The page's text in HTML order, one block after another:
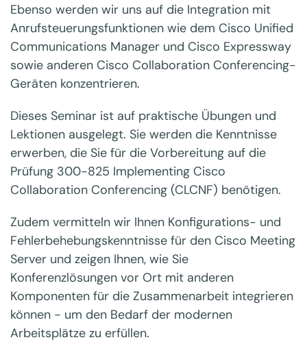
Ebenso werden wir uns auf die Integration mit
Anrufsteuerungsfunktionen wie dem Cisco Unified
Communications Manager und Cisco Expressway
sowie anderen Cisco Collaboration Conferencing-
Geräten konzentrieren.
Dieses Seminar ist auf praktische Übungen und
Lektionen ausgelegt. Sie werden die Kenntnisse
erwerben, die Sie für die Vorbereitung auf die
Prüfung 300-825 Implementing Cisco
Collaboration Conferencing (CLCNF) benötigen.
Zudem vermitteln wir Ihnen Konfigurations- und
Fehlerbehebungskenntnisse für den Cisco Meeting
Server und zeigen Ihnen, wie Sie
Konferenzlösungen vor Ort mit anderen
Komponenten für die Zusammenarbeit integrieren
können - um den Bedarf der modernen
Arbeitsplätze zu erfüllen.